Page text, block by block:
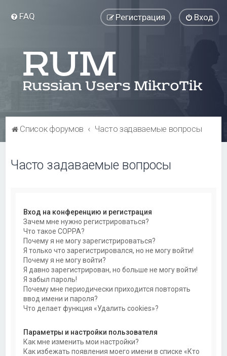
FAQ Вход
Регистрация
Список форумов Часто задаваемые вопросы
Часто задаваемые вопросы
Вход на конференцию и регистрация
Зачем мне нужно регистрироваться?
Что такое COPPA?
Почему я не могу зарегистрироваться?
Я только что зарегистрировался, но не могу войти!
Почему я не могу войти?
Я давно зарегистрирован, но больше не могу войти!
Я забыл пароль!
Почему мне периодически приходится повторять
ввод имени и пароля?
Что делает функция «Удалить cookies»?
Параметры и настройки пользователя
Как мне изменить мои настройки?
Как избежать появления моего имени в списке «Кто